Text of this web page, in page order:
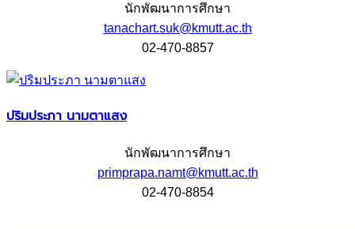
นักพัฒนาการศึกษา
tanachart.suk@kmutt.ac.th
02-470-8857
ปริมประภา นามตาแสง
นักพัฒนาการศึกษา
primprapa.namt@kmutt.ac.th
02-470-8854